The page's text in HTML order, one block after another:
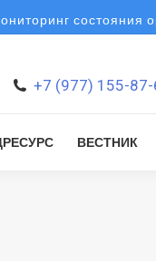
состояния
+7 (977) 155-87-
ВЕСТНИК